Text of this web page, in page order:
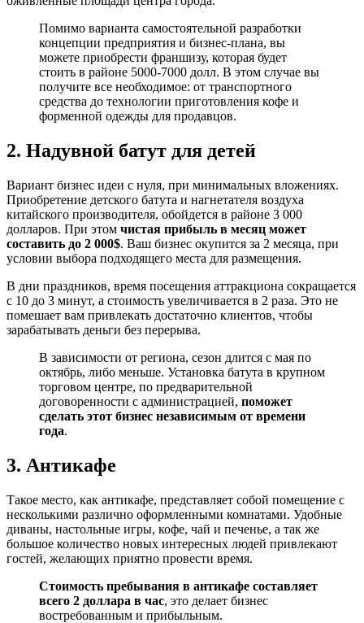
Помимо варианта самостоятельной разработки
концепции предприятия и бизнес-плана, вы
можете приобрести франшизу, которая будет
стоить в районе 5000-7000 долл. В этом случае вы
получите все необходимое: от транспортного
средства до технологии приготовления кофе и
форменной одежды для продавцов.
2. Надувной батут для детей
Вариант бизнес идеи с нуля, при минимальных вложениях.
Приобретение детского батута и нагнетателя воздуха
китайского производителя, обойдется в районе 3 000
долларов. При этом чистая прибыль в месяц может
составить до 2 000$. Ваш бизнес окупится за 2 месяца, при
условии выбора подходящего места для размещения.
В дни праздников, время посещения аттракциона сокращается
с 10 до 3 минут, а стоимость увеличивается в 2 раза. Это не
помешает вам привлекать достаточно клиентов, чтобы
зарабатывать деньги без перерыва.
В зависимости от региона, сезон длится с мая по
октябрь, либо меньше. Установка батута в крупном
торговом центре, по предварительной
договоренности с администрацией, поможет
сделать этот бизнес независимым от времени
года.
3. Антикафе
Такое место, как антикафе, представляет собой помещение с
несколькими различно оформленными комнатами. Удобные
диваны, настольные игры, кофе, чай и печенье, а так же
большое количество новых интересных людей привлекают
гостей, желающих приятно провести время.
Стоимость пребывания в антикафе составляет
всего 2 доллара в час, это делает бизнес
востребованным и прибыльным.